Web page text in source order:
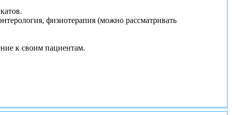
физиотерапия (можно рассматривать
к своим пациентам.